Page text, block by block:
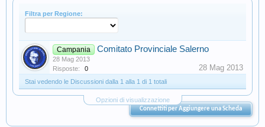
Filtra per Regione:
Campania Comitato Provinciale Salerno
28 Mag 2013
Risposte:
0 28 Mag 2013
Stai vedendo le Discussioni dalla 1 alla 1 di 1 totali
Opzioni di visualizzazione
Connettiti per Aggiungere una Scheda